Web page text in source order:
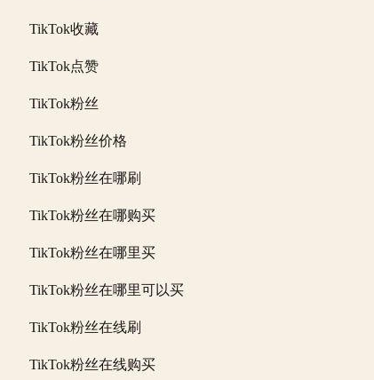
TikTok收藏
TikTok点赞
TikTok粉丝
TikTok粉丝价格
TikTok粉丝在哪刷
TikTok粉丝在哪购买
TikTok粉丝在哪里买
TikTok粉丝在哪里可以买
TikTok粉丝在线刷
TikTok粉丝在线购买